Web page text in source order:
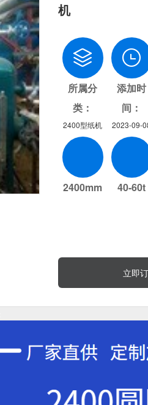
机
所属分
类：
2400型纸机
添加时
间：
2023-09-
2400mm 40-60t
立即